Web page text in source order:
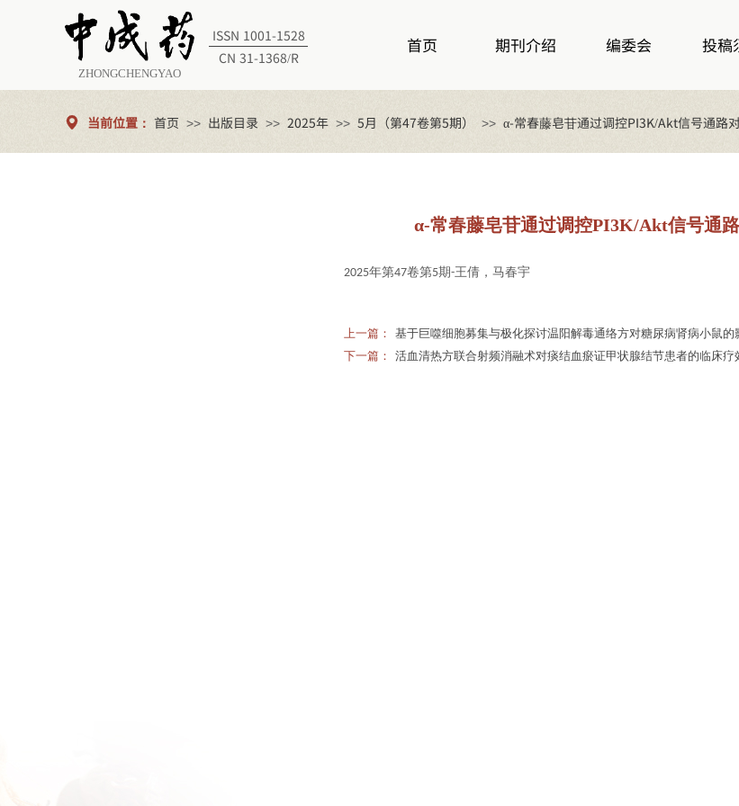
首页 期刊介绍 编委会 投稿
CN 31-1368/R
ISSN 1001-1528
ZHONGCHENGYAO
首页 >> 出版目录 >> 2025年 >> 5月（第47卷第5期） >> α-常春藤皂苷通过调控PI3K/Akt信号通路
当前位置：
α-常春藤皂苷通过调控PI3K/Akt信号通
2025年第47卷第5期-王倩，马春宇
上一篇：
基于巨噬细胞募集与极化探讨温阳解毒通络方对糖尿病肾病小鼠的
下一篇：
活血清热方联合射频消融术对痰结血瘀证甲状腺结节患者的临床疗